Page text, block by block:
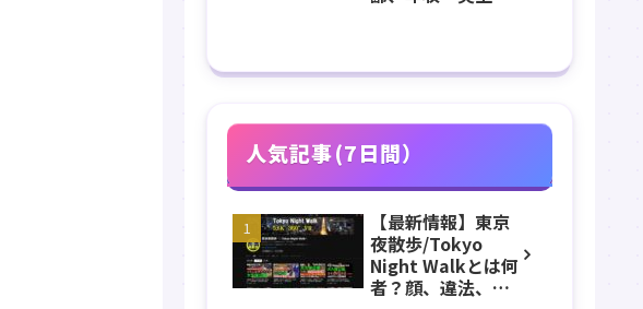
のプロフィール、
ル紹介！
人気記事(7日間）
【最新情報】東京
夜散歩/Tokyo
Night Walkとは何
者？顔、違法、逮